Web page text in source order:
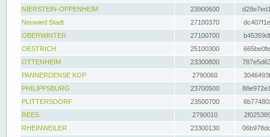
NIERSTEIN-OPPENHEIM
23900600
Neuwied Stadt
27100370
OBERWINTER
27100700
OESTRICH
25100300
OTTENHEIM
23300800
PANNERDENSE KOP
2790060
PHILIPPSBURG
23700500
PLITTERSDORF
23500700
REES
2790010
RHEINWEILER
23300130